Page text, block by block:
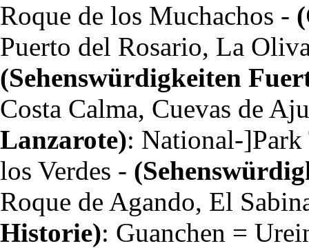
Roque de los Muchachos -
Puerto del Rosario, La
(Sehenswürdigkeiten
Costa Calma, Cuevas de
Lanzarote): National-]Park
los Verdes -
Roque de Agando, El
Historie): Guanchen =